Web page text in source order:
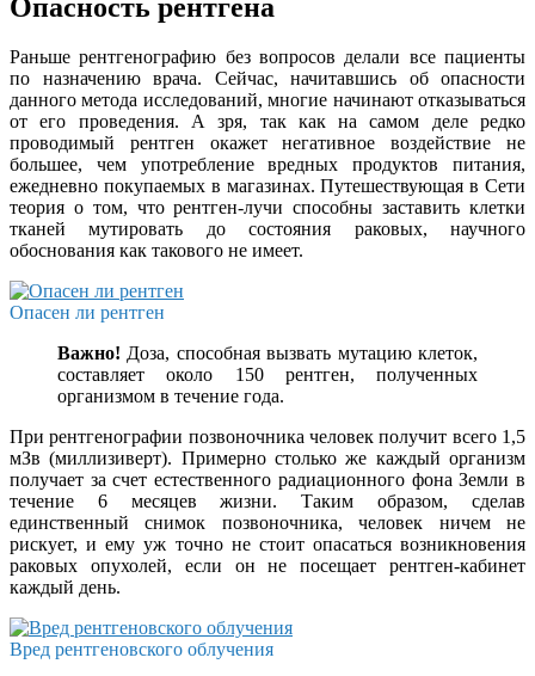
Опасность рентгена
Раньше рентгенографию без вопросов делали все пациенты
по назначению врача. Сейчас, начитавшись об опасности
данного метода исследований, многие начинают отказываться
от его проведения. А зря, так как на самом деле редко
проводимый рентген окажет негативное воздействие не
большее, чем употребление вредных продуктов питания,
ежедневно покупаемых в магазинах. Путешествующая в Сети
теория о том, что рентген-лучи способны заставить клетки
тканей мутировать до состояния раковых, научного
обоснования как такового не имеет.
Опасен ли рентген
Важно! Доза, способная вызвать мутацию клеток,
составляет около 150 рентген, полученных
организмом в течение года.
При рентгенографии позвоночника человек получит всего 1,5
мЗв (миллизиверт). Примерно столько же каждый организм
получает за счет естественного радиационного фона Земли в
течение 6 месяцев жизни. Таким образом, сделав
единственный снимок позвоночника, человек ничем не
рискует, и ему уж точно не стоит опасаться возникновения
раковых опухолей, если он не посещает рентген-кабинет
каждый день.
Вред рентгеновского облучения